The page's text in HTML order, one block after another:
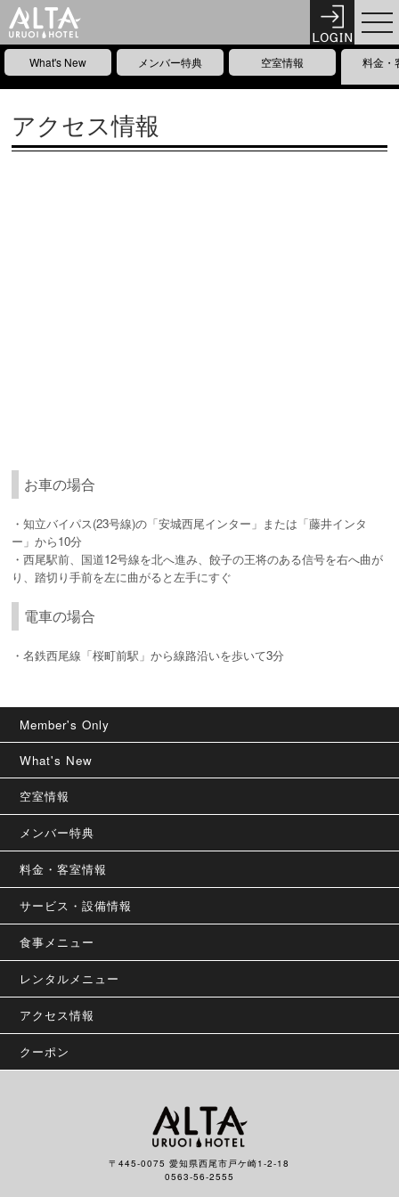
What's New メンバー特典 空室情報
料金・
報
アクセス情報
お車の場合
・知立バイパス(23号線)の「安城西尾インター」または「藤井インタ
ー」から10分
・西尾駅前、国道12号線を北へ進み、餃子の王将のある信号を右へ曲が
り、踏切り手前を左に曲がると左手にすぐ
電車の場合
・名鉄西尾線「桜町前駅」から線路沿いを歩いて3分
Member's Only
What's New
空室情報
メンバー特典
料金・客室情報
サービス・設備情報
食事メニュー
レンタルメニュー
アクセス情報
クーポン
〒445-0075 愛知県西尾市戸ケ崎1-2-18
0563-56-2555